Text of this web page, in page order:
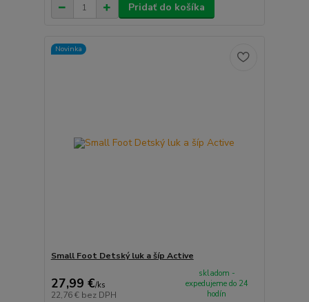
Pridať do košíka
Novinka
Small Foot Detský luk a šíp Active
27,99 €/ks
22,76 € bez DPH
skladom -
expedujeme do 24
hodín